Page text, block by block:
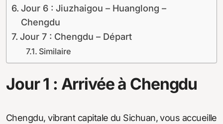
Jour 6 : Jiuzhaigou – Huanglong –
Chengdu
Jour 7 : Chengdu – Départ
Similaire
Jour 1 : Arrivée à Chengdu
Chengdu, vibrant capitale du Sichuan, vous accueille